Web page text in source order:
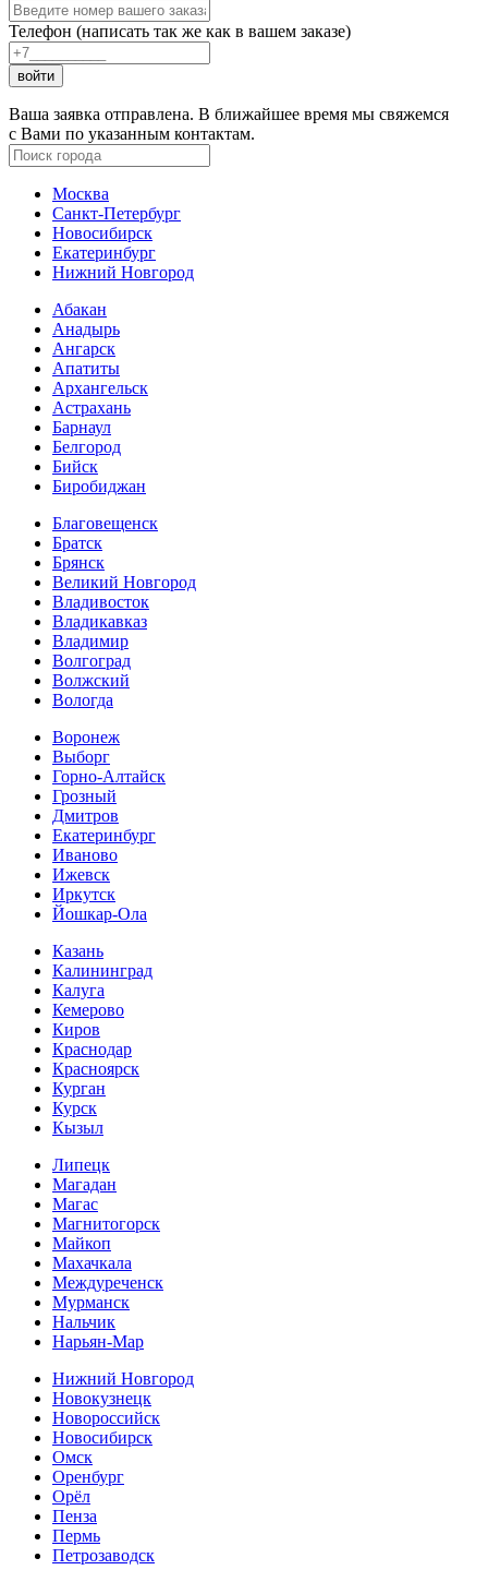
Телефон (написать так же как в вашем заказе)
войти
Ваша заявка отправлена. В ближайшее время мы свяжемся
с Вами по указанным контактам.
Москва
Санкт-Петербург
Новосибирск
Екатеринбург
Нижний Новгород
Абакан
Анадырь
Ангарск
Апатиты
Архангельск
Астрахань
Барнаул
Белгород
Бийск
Биробиджан
Благовещенск
Братск
Брянск
Великий Новгород
Владивосток
Владикавказ
Владимир
Волгоград
Волжский
Вологда
Воронеж
Выборг
Горно-Алтайск
Грозный
Дмитров
Екатеринбург
Иваново
Ижевск
Иркутск
Йошкар-Ола
Казань
Калининград
Калуга
Кемерово
Киров
Краснодар
Красноярск
Курган
Курск
Кызыл
Липецк
Магадан
Магас
Магнитогорск
Майкоп
Махачкала
Междуреченск
Мурманск
Нальчик
Нарьян-Мар
Нижний Новгород
Новокузнецк
Новороссийск
Новосибирск
Омск
Оренбург
Орёл
Пенза
Пермь
Петрозаводск